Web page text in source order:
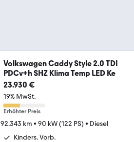
Volkswagen Caddy Style 2.0 TDI
PDCv+h SHZ Klima Temp LED Ke
23.930 €
19% MwSt.
Erhöhter Preis
92.343 km • 90 kW (122 PS) • Diesel
Kinders. Vorb.